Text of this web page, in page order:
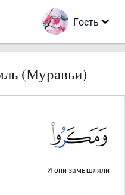
Гость
(Муравьи)
И они замышляли